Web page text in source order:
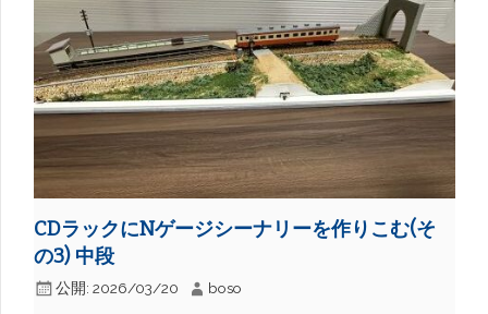
CDラックにNゲージシーナリーを作りこむ(そ
の3) 中段
公開: 2026/03/20 boso